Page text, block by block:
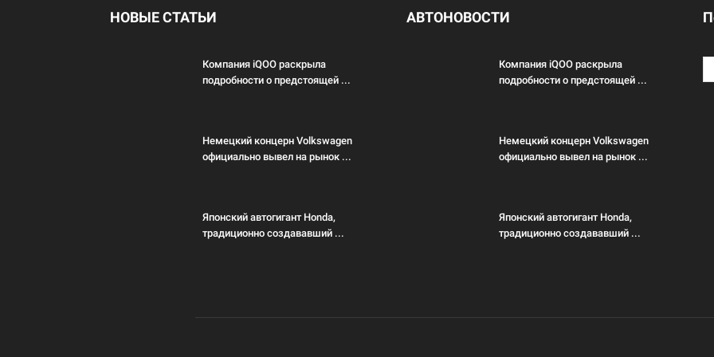
НОВЫЕ СТАТЬИ
Компания iQOO раскрыла
подробности о предстоящей ...
Немецкий концерн Volkswagen
официально вывел на рынок ...
Японский автогигант Honda,
традиционно создававший ...
АВТОНОВОСТИ
Компания iQOO раскрыла
подробности о предстоящей ...
Немецкий концерн Volkswagen
официально вывел на рынок ...
Японский автогигант Honda,
традиционно создававший ...